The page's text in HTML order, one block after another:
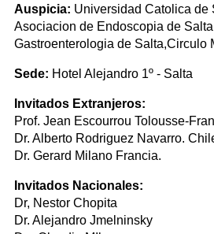
Auspicia: Universidad Catolica de
Asociacion de Endoscopia de
Gastroenterologia de Salta,Circulo
Sede: Hotel Alejandro 1º - Salta
Invitados Extranjeros:
Prof. Jean Escourrou Tolousse-
Dr. Alberto Rodriguez Navarro.
Dr. Gerard Milano Francia.
Invitados Nacionales:
Dr, Nestor Chopita
Dr. Alejandro Jmelninsky